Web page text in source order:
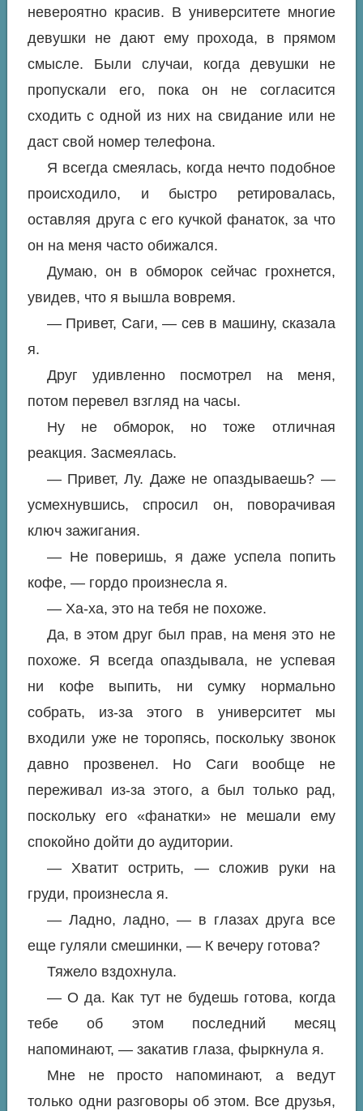
невероятно красив. В университете многие
девушки не дают ему прохода, в прямом
смысле. Были случаи, когда девушки не
пропускали его, пока он не согласится
сходить с одной из них на свидание или не
даст свой номер телефона.
Я всегда смеялась, когда нечто подобное
происходило, и быстро ретировалась,
оставляя друга с его кучкой фанаток, за что
он на меня часто обижался.
Думаю, он в обморок сейчас грохнется,
увидев, что я вышла вовремя.
— Привет, Саги, — сев в машину, сказала
я.
Друг удивленно посмотрел на меня,
потом перевел взгляд на часы.
Ну не обморок, но тоже отличная
реакция. Засмеялась.
— Привет, Лу. Даже не опаздываешь? —
усмехнувшись, спросил он, поворачивая
ключ зажигания.
— Не поверишь, я даже успела попить
кофе, — гордо произнесла я.
— Ха-ха, это на тебя не похоже.
Да, в этом друг был прав, на меня это не
похоже. Я всегда опаздывала, не успевая
ни кофе выпить, ни сумку нормально
собрать, из-за этого в университет мы
входили уже не торопясь, поскольку звонок
давно прозвенел. Но Саги вообще не
переживал из-за этого, а был только рад,
поскольку его «фанатки» не мешали ему
спокойно дойти до аудитории.
— Хватит острить, — сложив руки на
груди, произнесла я.
— Ладно, ладно, — в глазах друга все
еще гуляли смешинки, — К вечеру готова?
Тяжело вздохнула.
— О да. Как тут не будешь готова, когда
тебе об этом последний месяц
напоминают, — закатив глаза, фыркнула я.
Мне не просто напоминают, а ведут
только одни разговоры об этом. Все друзья,